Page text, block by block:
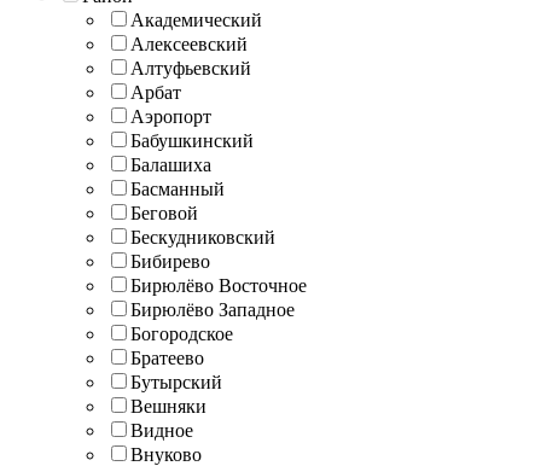
Академический
Алексеевский
Алтуфьевский
Арбат
Аэропорт
Бабушкинский
Балашиха
Басманный
Беговой
Бескудниковский
Бибирево
Бирюлёво Восточное
Бирюлёво Западное
Богородское
Братеево
Бутырский
Вешняки
Видное
Внуково